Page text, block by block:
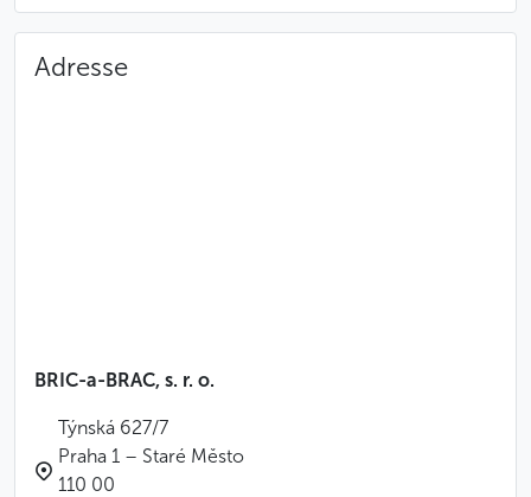
Adresse
BRIC-a-BRAC, s. r. o.
Týnská 627/7
Praha 1 – Staré Město
110 00